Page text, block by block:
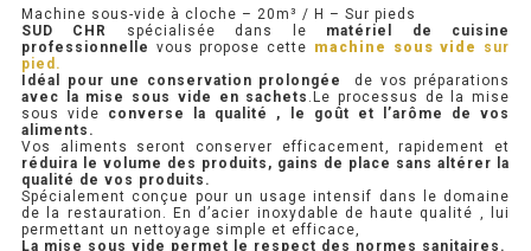
ARMOIRE RÉFRIGÉRÉE
RÉFRIGÉRATEUR
RÉFRIGÉRATEUR VITRÉ
RÉFRI / CONGÉL BOULANGERIE
Machine sous-vide à cloche – 20m³ / H – Sur pieds
SUD CHR
spécialisée dans le matériel de cuisine
professionnelle vous propose cette machine sous vide sur
pied.
Idéal pour une conservation prolongée
de vos préparations
avec la mise sous vide en sachets .Le processus de la mise
sous vide converse la qualité , le goût et l’arôme de vos
aliments.
Vos aliments seront conserver efficacement, rapidement et
réduira le volume des produits, gains de place sans altérer la
qualité de vos produits.
Spécialement conçue pour un usage intensif dans le domaine
de la restauration. En d’acier inoxydable de haute qualité , lui
permettant un nettoyage simple et efficace,
La mise sous vide permet le respect des normes sanitaires.